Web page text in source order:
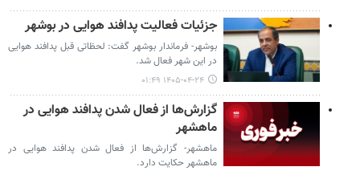
جزئیات فعالیت پدافند هوایی در بوشهر
بوشهر- فرماندار بوشهر گفت: لحظاتی قبل پدافند هوایی
در این شهر فعال شد.
۱۴۰۵-۰۴-۲۴ ۰۱:۴۹
گزارش‌ها از فعال شدن پدافند هوایی در
ماهشهر
ماهشهر- گزارش‌ها از فعال شدن پدافند هوایی در
ماهشهر حکایت دارد.